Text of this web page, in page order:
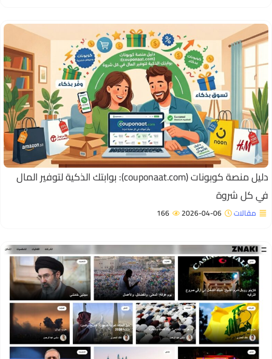
دليل منصة كوبونات (couponaat.com): بوابتك الذكية لتوفير المال
كل شروة
مقالات 2026-04-06
166